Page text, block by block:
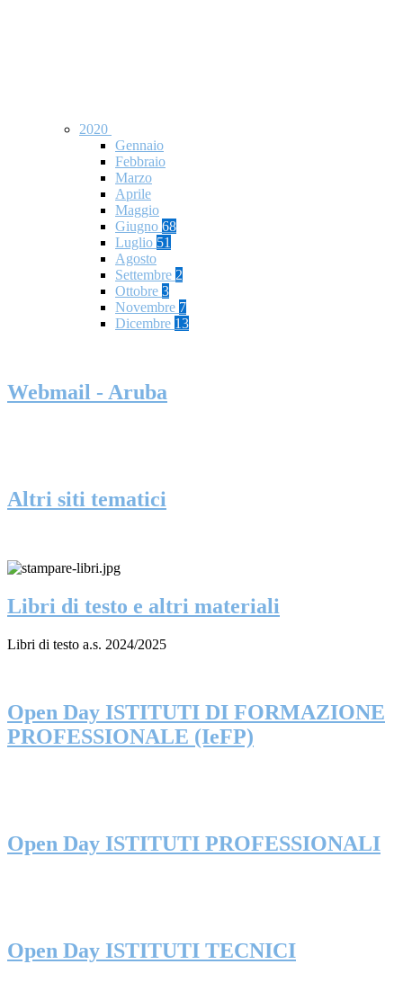
2020
Gennaio
Febbraio
Marzo
Aprile
Maggio
Giugno 68
Luglio 51
Agosto
Settembre 2
Ottobre 3
Novembre 7
Dicembre 13
Webmail - Aruba
Altri siti tematici
Libri di testo e altri materiali
Libri di testo a.s. 2024/2025
Open Day ISTITUTI DI FORMAZIONE
PROFESSIONALE (IeFP)
Open Day ISTITUTI PROFESSIONALI
Open Day ISTITUTI TECNICI